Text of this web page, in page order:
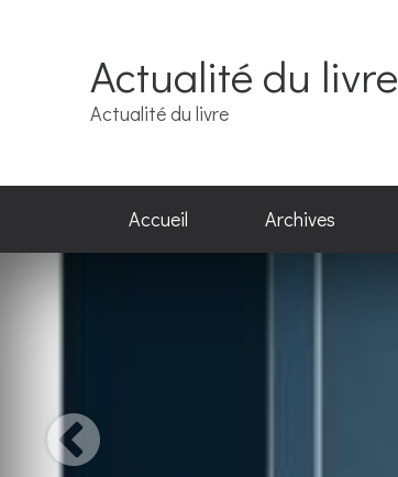
Actualité du livre
Actualité du livre
Accueil Archives